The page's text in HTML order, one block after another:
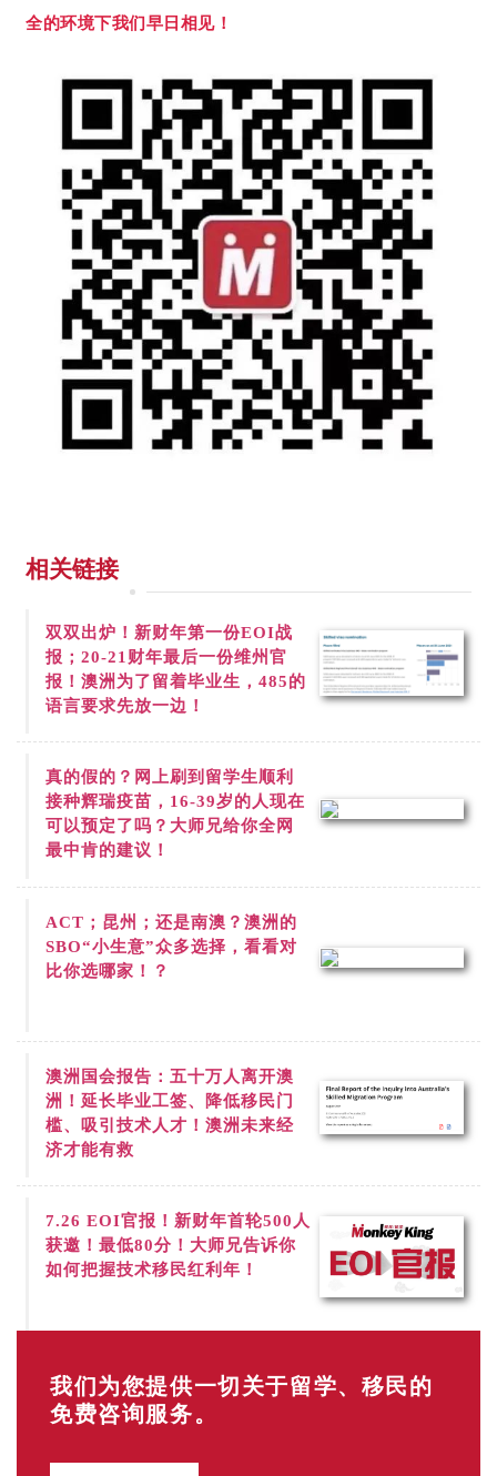
全的环境下我们早日相见！
相关链接
双双出炉！新财年第一份EOI战
报；20-21财年最后一份维州官
报！澳洲为了留着毕业生，485的
语言要求先放一边！
真的假的？网上刷到 留学生顺利
接种辉瑞疫苗，16-39岁的人现在
可以预定了吗？大师兄给你全网
最中肯的建议！
ACT；昆州；还是南澳？澳洲的
SBO“小生意”众多选择，看看对
比你选哪家！？
澳洲国会报告：五十万人离开澳
洲！延长毕业工签、降低移民门
槛、吸引技术人才！澳洲未来经
济才能有救
7.26 EOI官报！新财年首轮500人
获邀！最低80分！大师兄告诉你
如何把握技术移民红利年！
我们为您提供一切关于留学、移民的
免费咨询服务。